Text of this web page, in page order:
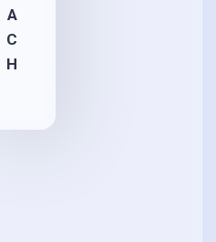
A
C
H